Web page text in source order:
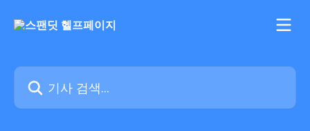
기사 검색...